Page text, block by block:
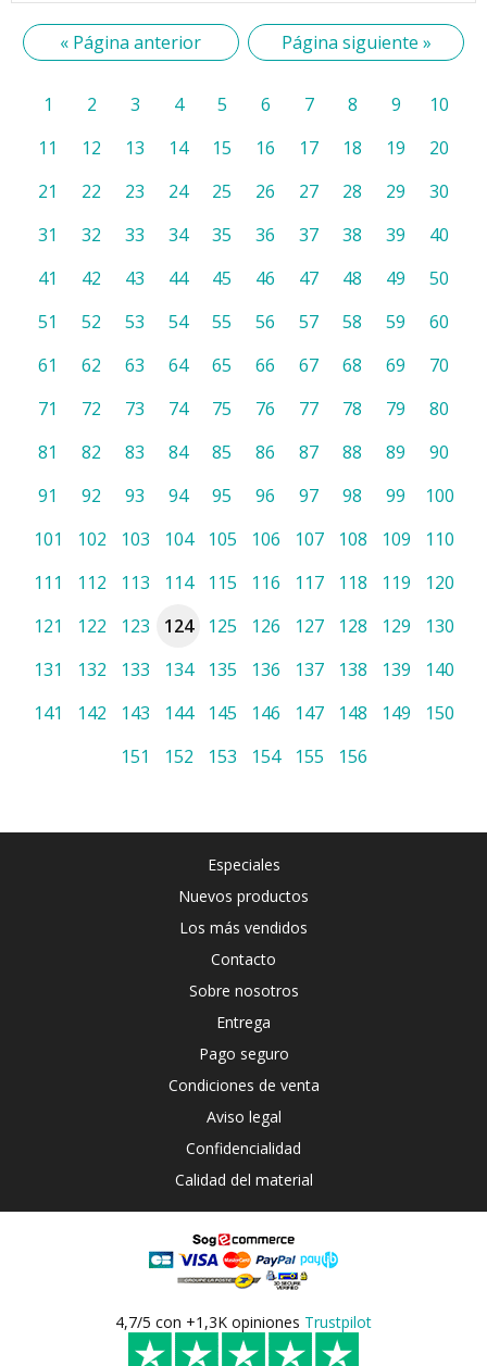
« Página anterior Página siguiente »
1 2 3 4 5 6 7 8 9
10
11
12 13 14 15 16 17 18 19
20
21
22 23 24 25 26 27 28 29
30
31
32 33 34 35 36 37 38 39
40
41
42 43 44 45 46 47 48 49
50
51
52 53 54 55 56 57 58 59
60
61
62 63 64 65 66 67 68 69
70
71
72 73 74 75 76 77 78 79
80
81
82 83 84 85 86 87 88 89
90
91
92 93 94 95 96 97 98 99
100
101
102 103 104 105 106 107 108 109
110
111
112 113 114 115 116 117 118 119
120
121
122 123 124 125 126 127 128 129
130
131
132 133 134 135 136 137 138 139
140
141
142 143 144 145 146 147 148 149
150
151
152 153 154 155 156
Especiales
Nuevos productos
Los más vendidos
Contacto
Sobre nosotros
Entrega
Pago seguro
Condiciones de venta
Aviso legal
Confidencialidad
Calidad del material
4,7/5 con +1,3K opiniones Trustpilot